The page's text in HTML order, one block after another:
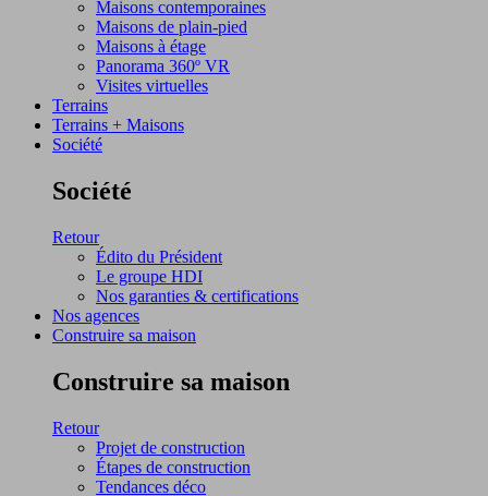
Maisons contemporaines
Maisons de plain-pied
Maisons à étage
Panorama 360º VR
Visites virtuelles
Terrains
Terrains + Maisons
Société
Société
Retour
Édito du Président
Le groupe HDI
Nos garanties & certifications
Nos agences
Construire sa maison
Construire sa maison
Retour
Projet de construction
Étapes de construction
Tendances déco